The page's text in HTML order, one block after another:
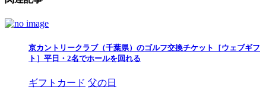
京カントリークラブ（千葉県）のゴルフ交換チケット［ウェブギフ
ト］平日・2名でホールを回れる
ギフトカード 父の日